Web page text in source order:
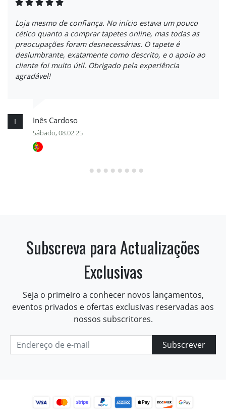
Loja mesmo de confiança. No início estava um pouco
cético quanto a comprar tapetes online, mas todas as
preocupações foram desnecessárias. O tapete é
deslumbrante, exatamente como descrito, e o apoio ao
cliente foi muito útil. Obrigado pela experiência
agradável!
I Inês Cardoso
Sábado, 08.02.25
Subscreva para Actualizações
Exclusivas
Seja o primeiro a conhecer novos lançamentos,
eventos privados e ofertas exclusivas reservadas aos
nossos subscritores.
Subscrever